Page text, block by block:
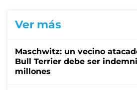
Ver más
Maschwitz: un vecino
Bull Terrier debe ser
millones